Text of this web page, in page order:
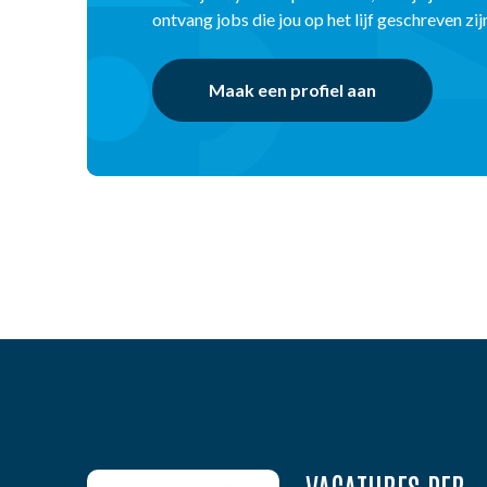
ontvang jobs die jou op het lijf geschreven
Maak een profiel aan